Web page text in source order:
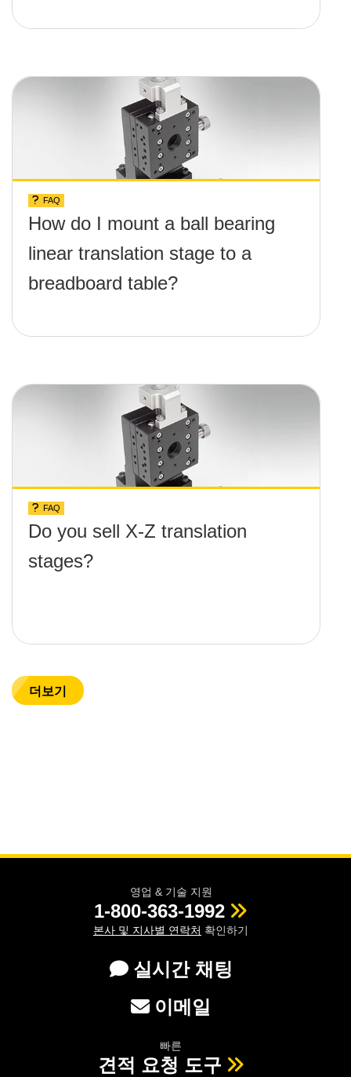
FAQ
How do I mount a ball bearing
linear translation stage to a
breadboard table?
FAQ
Do you sell X-Z translation
stages?
더보기
영업 & 기술 지원
1-800-363-1992
본사 및 지사별 연락처 확인하기
실시간 채팅
이메일
빠른
견적 요청 도구